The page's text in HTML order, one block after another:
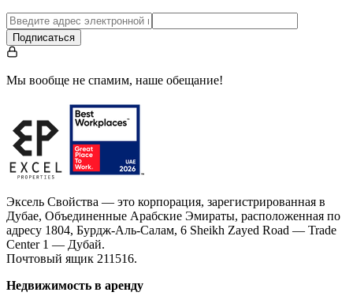
Подписаться
Мы вообще не спамим, наше обещание!
Эксель Свойства — это корпорация, зарегистрированная в
Дубае, Объединенные Арабские Эмираты, расположенная по
адресу 1804, Бурдж-Аль-Салам, 6 Sheikh Zayed Road — Trade
Center 1 — Дубай.
Почтовый ящик 211516.
Недвижимость в аренду